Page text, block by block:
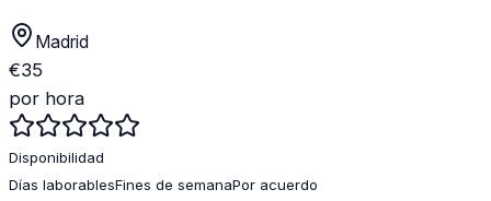
Madrid
€35
por hora
Disponibilidad
Días laborablesFines de semanaPor acuerdo